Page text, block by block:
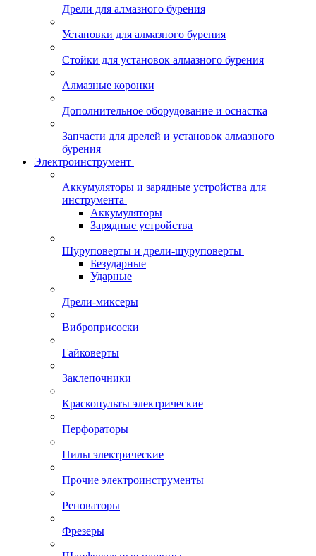
Дрели для алмазного бурения
Установки для алмазного бурения
Стойки для установок алмазного бурения
Алмазные коронки
Дополнительное оборудование и оснастка
Запчасти для дрелей и установок алмазного
бурения
Электроинструмент
Аккумуляторы и зарядные устройства для
инструмента
Аккумуляторы
Зарядные устройства
Шуруповерты и дрели-шуруповерты
Безударные
Ударные
Дрели-миксеры
Виброприсоски
Гайковерты
Заклепочники
Краскопульты электрические
Перфораторы
Пилы электрические
Прочие электроинструменты
Реноваторы
Фрезеры